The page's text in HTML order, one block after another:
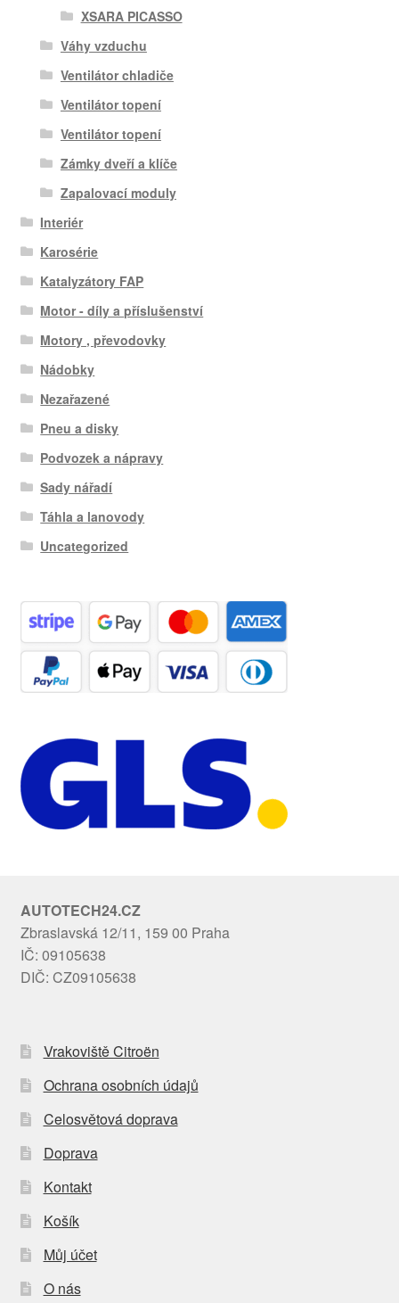
XSARA PICASSO
Váhy vzduchu
Ventilátor chladiče
Ventilátor topení
Ventilátor topení
Zámky dveří a klíče
Zapalovací moduly
Interiér
Karosérie
Katalyzátory FAP
Motor - díly a příslušenství
Motory , převodovky
Nádobky
Nezařazené
Pneu a disky
Podvozek a nápravy
Sady nářadí
Táhla a lanovody
Uncategorized
AUTOTECH24.CZ
Zbraslavská 12/11, 159 00 Praha
IČ: 09105638
DIČ: CZ09105638
Vrakoviště Citroën
Ochrana osobních údajů
Celosvětová doprava
Doprava
Kontakt
Košík
Můj účet
O nás